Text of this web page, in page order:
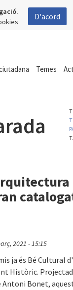
D'acord
Temes
2021 - 15:15
ja és Bé
Històric.
Bonet,